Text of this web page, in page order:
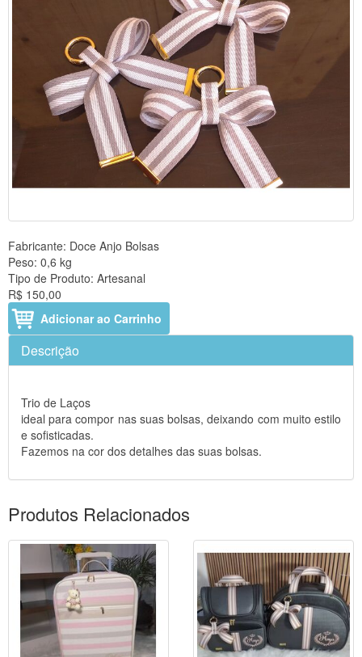
Fabricante: Doce Anjo Bolsas
Peso: 0,6 kg
Tipo de Produto: Artesanal
R$ 150,00
Adicionar ao Carrinho
Descrição
Trio de Laços
ideal para compor nas suas bolsas, deixando com muito estilo
e sofisticadas.
Fazemos na cor dos detalhes das suas bolsas.
Produtos Relacionados